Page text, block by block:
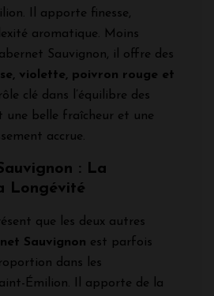
Il apporte finesse,
aromatique. Moins
Sauvignon, il offre des
violette, poivron rouge et
clé dans l’équilibre des
une belle fraîcheur et une
accrue.
: La
Longévité
que les deux autres
Sauvignon est parfois
dans les
Émilion. Il apporte de la